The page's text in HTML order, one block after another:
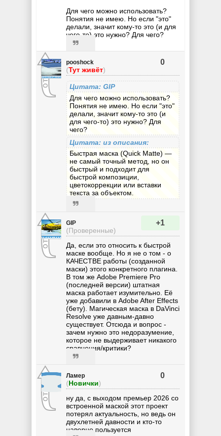
Для чего можно использовать?
Понятия не имею. Но если "это"
делали, значит кому-то это (и для
чего-то) это нужно? Для чего?
pooshock
(Тут живёт)
0
Цитата: GIP
Для чего можно использовать?
Понятия не имею. Но если "это"
делали, значит кому-то это (и
для чего-то) это нужно? Для
чего?
Цитата: из описания:
Быстрая маска (Quick Matte) —
не самый точный метод, но он
быстрый и подходит для
быстрой композиции,
цветокоррекции или вставки
текста за объектом.
GIP
(Проверенные)
+1
Да, если это относить к быстрой
маске вообще. Но я не о том - о
КАЧЕСТВЕ работы (созданной
маски) этого конкретного плагина.
В том же Adobe Premiere Pro
(последней версии) штатная
маска работает изумительно. Её
уже добавили в Adobe After Effects
(бету). Магическая маска в DaVinci
Resolve уже давным-давно
существует. Отсюда и вопрос -
зачем нужно это недоразумение,
которое не выдерживает никакого
сравнения/критики?
Ламер
(Новички)
0
ну да, с выходом премьер 2026 со
встроенной маской этот проект
потерял актуальность, но ведь он
двухлетней давности и кто-то
наверно пользуется